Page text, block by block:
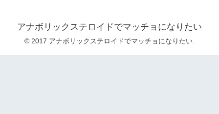
アナボリックステロイドでマッチョになりたい
© 2017 アナボリックステロイドでマッチョになりたい.